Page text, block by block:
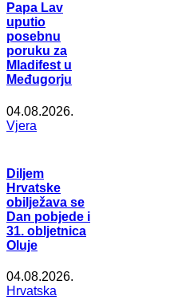
Papa Lav
uputio
posebnu
poruku za
Mladifest u
Međugorju
04.08.2026.
Vjera
Diljem
Hrvatske
obilježava se
Dan pobjede i
31. obljetnica
Oluje
04.08.2026.
Hrvatska